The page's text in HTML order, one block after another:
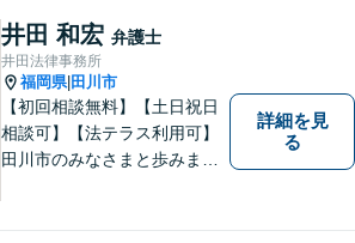
活動、示談活動】を基本に迅
速対応。相続事案【遺言、遺
産分割、遺留分】では難事案
の解決実績も。
井田 和宏 弁護士
井田法律事務所
福岡県| 田川市
【初回相談無料】【土日祝日
相談可】【法テラス利用可】
田川市のみなさまと歩みま
な対応、良質な法的サービス
詳細を見
る